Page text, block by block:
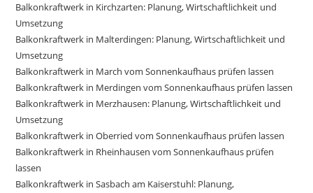
Balkonkraftwerk in Kirchzarten: Planung, Wirtschaftlichkeit und
Umsetzung
Balkonkraftwerk in Malterdingen: Planung, Wirtschaftlichkeit und
Umsetzung
Balkonkraftwerk in March vom Sonnenkaufhaus prüfen lassen
Balkonkraftwerk in Merdingen vom Sonnenkaufhaus prüfen lassen
Balkonkraftwerk in Merzhausen: Planung, Wirtschaftlichkeit und
Umsetzung
Balkonkraftwerk in Oberried vom Sonnenkaufhaus prüfen lassen
Balkonkraftwerk in Rheinhausen vom Sonnenkaufhaus prüfen
lassen
Balkonkraftwerk in Sasbach am Kaiserstuhl: Planung,